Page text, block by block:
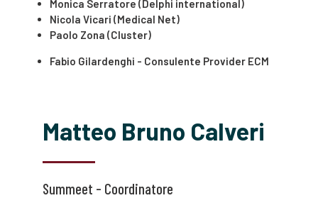
Monica Serratore (Delphi international)
Nicola Vicari (Medical Net)
Paolo Zona (Cluster)
Fabio Gilardenghi - Consulente Provider ECM
Matteo Bruno Calveri
Summeet - Coordinatore